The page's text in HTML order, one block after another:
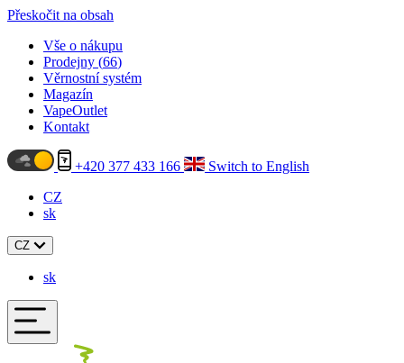
Přeskočit na obsah
Vše o nákupu
Prodejny (66)
Věrnostní systém
Magazín
VapeOutlet
Kontakt
+420 377 433 166
Switch to English
CZ
sk
CZ
sk